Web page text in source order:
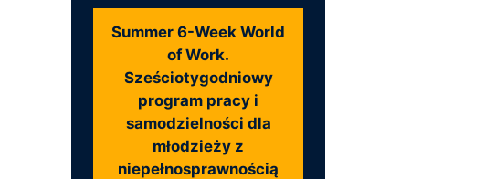
Summer 6-Week World
of Work.
Sześciotygodniowy
program pracy i
samodzielności dla
młodzieży z
niepełnosprawnością